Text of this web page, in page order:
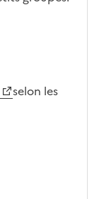
selon les